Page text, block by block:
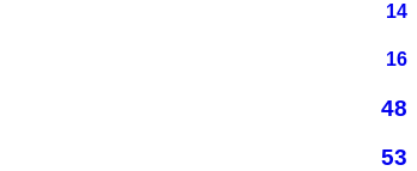
14
16
48
53